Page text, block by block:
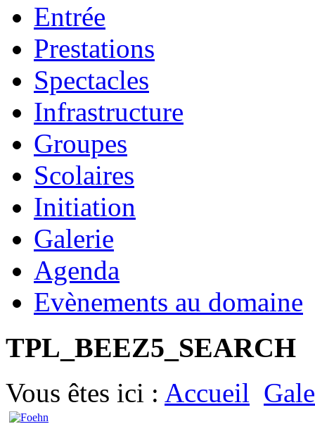
Entrée
Prestations
Spectacles
Infrastructure
Groupes
Scolaires
Initiation
Galerie
Agenda
Evènements au domaine
TPL_BEEZ5_SEARCH
Vous êtes ici : Accueil